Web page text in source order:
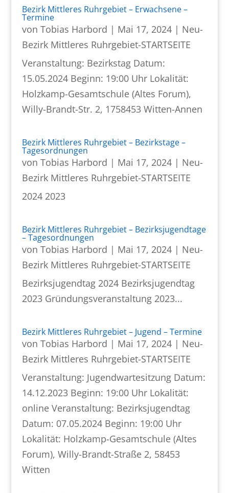
Bezirk Mittleres Ruhrgebiet – Erwachsene –
Termine
von Tobias Harbord | Mai 17, 2024| Neu-
Bezirk Mittleres Ruhrgebiet-STARTSEITE
Veranstaltung: Bezirkstag Datum:
15.05.2024 Beginn: 19:00 Uhr Lokalität:
Holzkamp-Gesamtschule (Altes Forum),
Willy-Brandt-Str. 2, 1758453 Witten-Annen
Bezirk Mittleres Ruhrgebiet – Bezirkstage –
Tagesordnungen
von Tobias Harbord | Mai 17, 2024| Neu-
Bezirk Mittleres Ruhrgebiet-STARTSEITE
2024 2023
Bezirk Mittleres Ruhrgebiet – Bezirksjugendtage
– Tagesordnungen
von Tobias Harbord | Mai 17, 2024| Neu-
Bezirk Mittleres Ruhrgebiet-STARTSEITE
Bezirksjugendtag 2024 Bezirksjugendtag
2023 Gründungsveranstaltung 2023...
Bezirk Mittleres Ruhrgebiet – Jugend – Termine
von Tobias Harbord | Mai 17, 2024| Neu-
Bezirk Mittleres Ruhrgebiet-STARTSEITE
Veranstaltung: Jugendwartesitzung Datum:
14.12.2023 Beginn: 19:00 Uhr Lokalität:
online Veranstaltung: Bezirksjugendtag
Datum: 07.05.2024 Beginn: 19:00 Uhr
Lokalität: Holzkamp-Gesamtschule (Altes
Forum), Willy-Brandt-Straße 2, 58453
Witten